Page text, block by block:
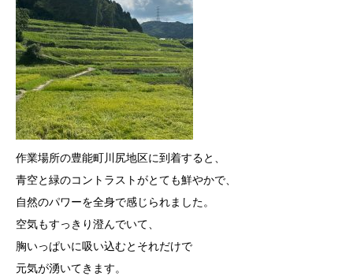
作業場所の豊能町川尻地区に到着すると、
青空と緑のコントラストがとても鮮やかで、
自然のパワーを全身で感じられました。
空気もすっきり澄んでいて、
胸いっぱいに吸い込むとそれだけで
元気が湧いてきます。